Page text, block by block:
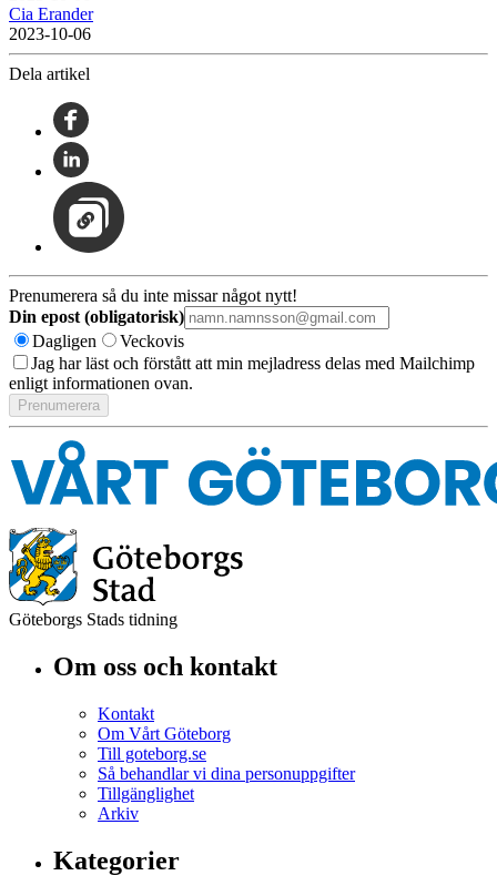
Cia Erander
2023-10-06
Dela artikel
Prenumerera så du inte missar något nytt!
Din epost (obligatorisk)
Dagligen
Veckovis
Jag har läst och förstått att min mejladress delas med Mailchimp
enligt informationen ovan.
Göteborgs Stads tidning
Om oss och kontakt
Kontakt
Om Vårt Göteborg
Till goteborg.se
Så behandlar vi dina personuppgifter
Tillgänglighet
Arkiv
Kategorier